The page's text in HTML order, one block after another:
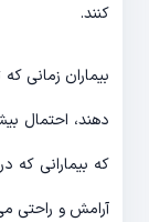
کنند.
بیماران زمانی
دهند، احتمال
که بیمارانی که
آرامش و راحتی